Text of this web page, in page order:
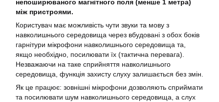
непоширюваного магнітного поля (менше 1 метра)
між пристроями.
Користувач має можливість чути звуки та мову з
навколишнього середовища через вбудовані з обох боків
гарнітури мікрофони навколишнього середовища та,
якщо необхідно, посилювати їх (тактична перевага).
Незважаючи на таке сприйняття навколишнього
середовища, функція захисту слуху залишається без змін.
Як це працює: зовнішні мікрофони дозволяють сприймати
та посилювати шум навколишнього середовища, а слух